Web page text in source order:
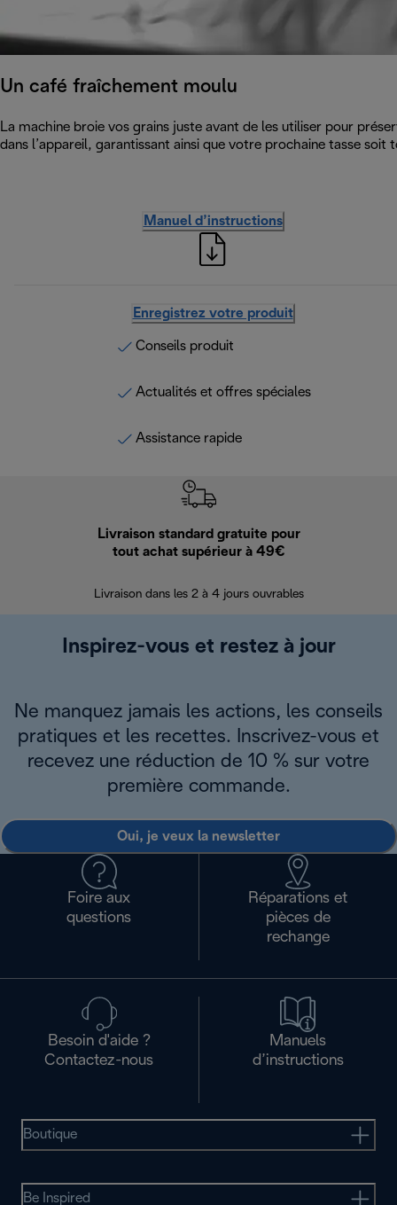
Un café fraîchement moulu
La machine broie vos grains juste avant de les utiliser pour
dans l’appareil, garantissant ainsi que votre prochaine tasse soit
Manuel d’instructions
Enregistrez votre produit
Conseils produit
Actualités et offres spéciales
Assistance rapide
Livraison standard gratuite pour
tout achat supérieur à 49€
Livraison dans les 2 à 4 jours ouvrables
Inspirez-vous et restez à jour
Ne manquez jamais les actions, les conseils
pratiques et les recettes. Inscrivez-vous et
recevez une réduction de 10 % sur votre
première commande.
Oui, je veux la newsletter
Foire aux
questions
Réparations et
pièces de
rechange
Besoin d'aide ?
Contactez-nous
Manuels
d’instructions
Boutique
Be Inspired